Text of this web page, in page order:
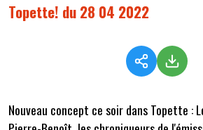
Topette! du 28 04 2022
Nouveau concept ce soir dans Topette :